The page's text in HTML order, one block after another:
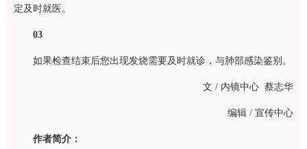
定及时就医。
03
如果检查结束后您出现发烧需要及时就诊，与肺部感染鉴别。
文 / 内镜中心 蔡志华
编辑 / 宣传中心
作者简介：